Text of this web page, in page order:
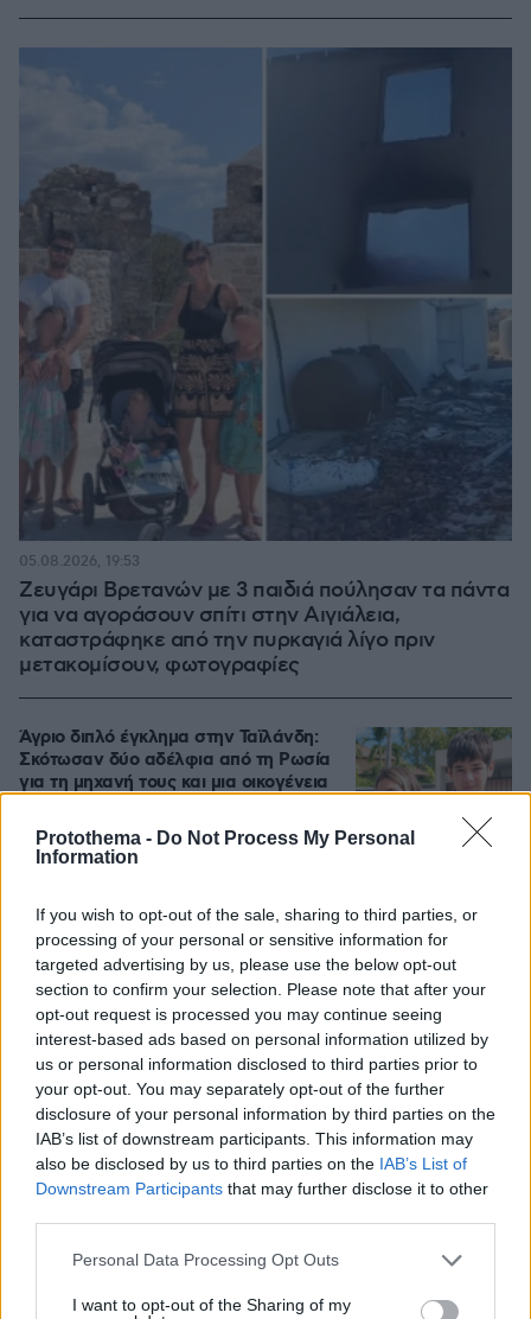
Protothema - Do Not Process My Personal
Information
If you wish to opt-out of the sale, sharing to third parties, or
processing of your personal or sensitive information for
targeted advertising by us, please use the below opt-out
section to confirm your selection. Please note that after your
opt-out request is processed you may continue seeing
interest-based ads based on personal information utilized by
us or personal information disclosed to third parties prior to
your opt-out. You may separately opt-out of the further
disclosure of your personal information by third parties on the
IAB’s list of downstream participants. This information may
also be disclosed by us to third parties on the IAB’s List of
Downstream Participants that may further disclose it to other
Please note that this website/app uses one or more Google
not limited to your visit or usage behaviour. You may click to
Personal Data Processing Opt Outs
I want to opt-out of the Sharing of my
Ζευγάρι Βρετανών με 3 παιδιά πούλησαν τα πάντα
για να αγοράσουν σπίτι στην Αιγιάλεια,
καταστράφηκε από την πυρκαγιά λίγο πριν
μετακομίσουν, φωτογραφίες
05.08.2026, 19:53
Άγριο διπλό έγκλημα στην Ταϊλάνδη:
Σκότωσαν δύο αδέλφια από τη Ρωσία
για τη μηχανή τους και μια οικογένεια
06.08.2026, 09:29 15
Νεαρή γυναίκα με ακατέργαστη
ομορφιά από την Αιθιοπία έγινε viral,
δείτε την εντυπωσιακή μεταμόρφωσή
της από μακιγιέρ
06.08.2026, 09:18 50
Η εξομολόγηση της συζύγου του
Κώστα Σόμμερ: Ανησυχώ μήπως
ξεχάσει πόσο πολύ τον χρειαζόμαστε
05.08.2026, 20:15 28